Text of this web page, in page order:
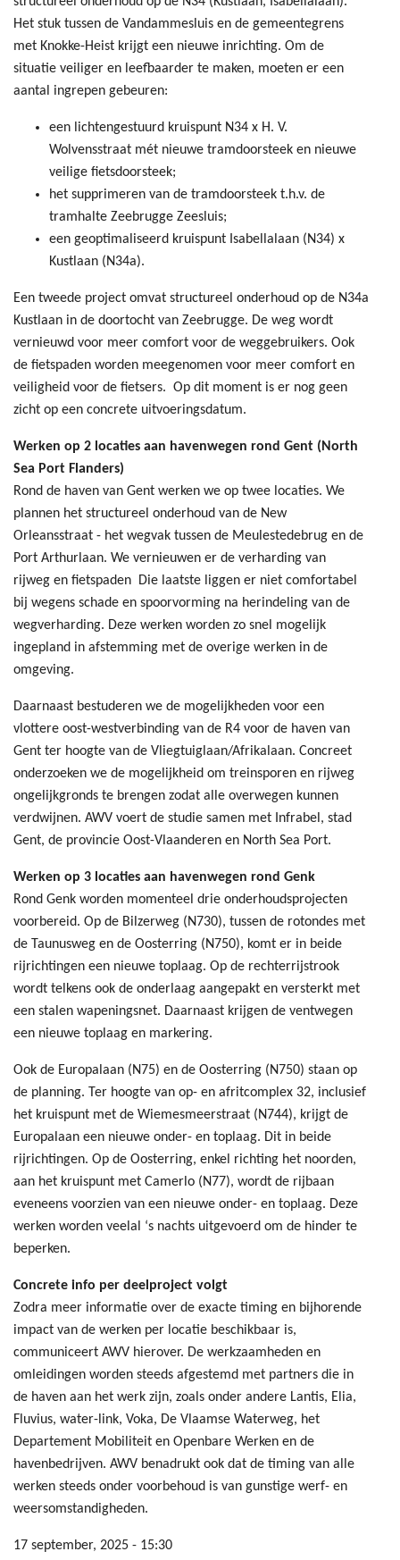
Het stuk tussen de Vandammesluis en de gemeentegrens
met Knokke-Heist krijgt een nieuwe inrichting. Om de
situatie veiliger en leefbaarder te maken, moeten er een
aantal ingrepen gebeuren:
een lichtengestuurd kruispunt N34 x H. V.
Wolvensstraat mét nieuwe tramdoorsteek en nieuwe
veilige fietsdoorsteek;
het supprimeren van de tramdoorsteek t.h.v. de
tramhalte Zeebrugge Zeesluis;
een geoptimaliseerd kruispunt Isabellalaan (N34) x
Kustlaan (N34a).
Een tweede project omvat structureel onderhoud op de N34a
Kustlaan in de doortocht van Zeebrugge. De weg wordt
vernieuwd voor meer comfort voor de weggebruikers. Ook
de fietspaden worden meegenomen voor meer comfort en
veiligheid voor de fietsers. Op dit moment is er nog geen
zicht op een concrete uitvoeringsdatum.
Werken op 2 locaties aan havenwegen rond Gent (North
Sea Port Flanders)
Rond de haven van Gent werken we op twee locaties. We
plannen het structureel onderhoud van de New
Orleansstraat - het wegvak tussen de Meulestedebrug en de
Port Arthurlaan. We vernieuwen er de verharding van
rijweg en fietspaden Die laatste liggen er niet comfortabel
bij wegens schade en spoorvorming na herindeling van de
wegverharding. Deze werken worden zo snel mogelijk
ingepland in afstemming met de overige werken in de
omgeving.
Daarnaast bestuderen we de mogelijkheden voor een
vlottere oost-westverbinding van de R4 voor de haven van
Gent ter hoogte van de Vliegtuiglaan/Afrikalaan. Concreet
onderzoeken we de mogelijkheid om treinsporen en rijweg
ongelijkgronds te brengen zodat alle overwegen kunnen
verdwijnen. AWV voert de studie samen met Infrabel, stad
Gent, de provincie Oost-Vlaanderen en North Sea Port.
Werken op 3 locaties aan havenwegen rond Genk
Rond Genk worden momenteel drie onderhoudsprojecten
voorbereid. Op de Bilzerweg (N730), tussen de rotondes met
de Taunusweg en de Oosterring (N750), komt er in beide
rijrichtingen een nieuwe toplaag. Op de rechterrijstrook
wordt telkens ook de onderlaag aangepakt en versterkt met
een stalen wapeningsnet. Daarnaast krijgen de ventwegen
een nieuwe toplaag en markering.
Ook de Europalaan (N75) en de Oosterring (N750) staan op
de planning. Ter hoogte van op- en afritcomplex 32, inclusief
het kruispunt met de Wiemesmeerstraat (N744), krijgt de
Europalaan een nieuwe onder- en toplaag. Dit in beide
rijrichtingen. Op de Oosterring, enkel richting het noorden,
aan het kruispunt met Camerlo (N77), wordt de rijbaan
eveneens voorzien van een nieuwe onder- en toplaag. Deze
werken worden veelal ‘s nachts uitgevoerd om de hinder te
beperken.
Concrete info per deelproject volgt
Zodra meer informatie over de exacte timing en bijhorende
impact van de werken per locatie beschikbaar is,
communiceert AWV hierover. De werkzaamheden en
omleidingen worden steeds afgestemd met partners die in
de haven aan het werk zijn, zoals onder andere Lantis, Elia,
Fluvius, water-link, Voka, De Vlaamse Waterweg, het
Departement Mobiliteit en Openbare Werken en de
havenbedrijven. AWV benadrukt ook dat de timing van alle
werken steeds onder voorbehoud is van gunstige werf- en
weersomstandigheden.
17 september, 2025 - 15:30